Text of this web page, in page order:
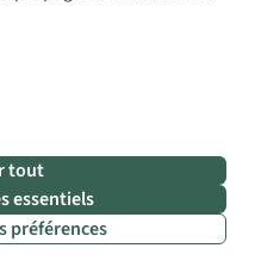
de randonnée de
?
tout
essentiels
préférences